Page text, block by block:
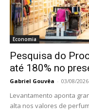
Economia
Pesquisa do
até 180% no
Gabriel Gouvêa - 03/08/2026
Levantamento aponta
alta nos valores de